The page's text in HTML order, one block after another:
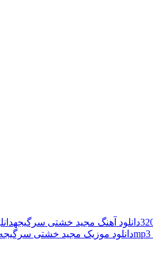
دانلود آهنگ مجید خشتی سرگیجه
دانلود موزیک مجید خشتی